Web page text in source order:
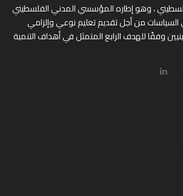
، وهو إطاره المؤسسي المدني الفلسطيني
السياسات من أجل تقديم تعليم نوعي وإلزامي
وفقًا للهدف الرابع المتمثل في أهداف التنمية